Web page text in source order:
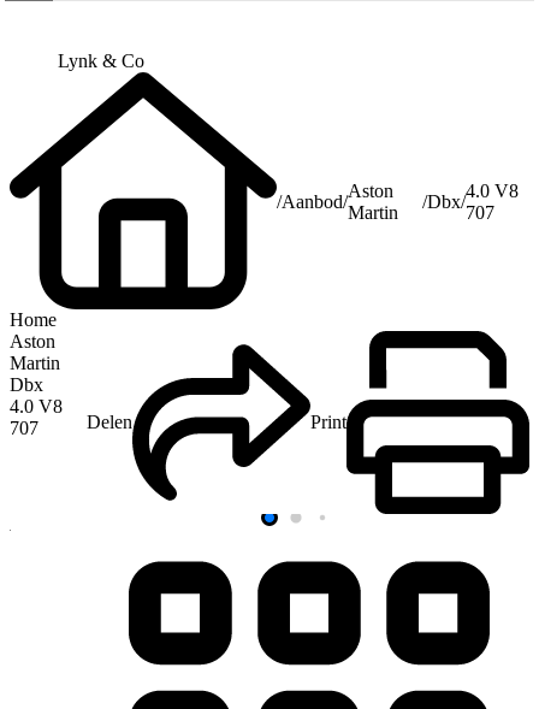
Lynk & Co
Home
/Aanbod/
Aston
Martin
/Dbx/
4.0 V8
707
Aston
Martin
Dbx
4.0 V8
707
Delen Print